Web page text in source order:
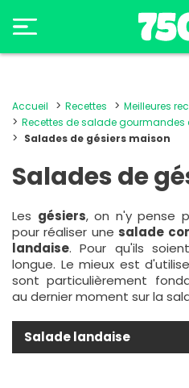
Accueil Recettes
Meilleures
Recettes de salade gourmandes
Salades de gésiers maison
Salades de
Les gésiers, on n'y pense
pour réaliser une salade
landaise. Pour qu'ils
longue. Le mieux est
sont particulièrement
au dernier moment sur la
Salade landaise